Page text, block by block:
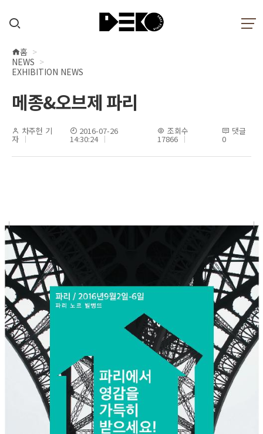
현
재
치
홈
NEWS
EXHIBITION NEWS
메종&오브제 파리
차주헌 기
자
2016-07-26
14:30:24
조회수
17866
댓글
0